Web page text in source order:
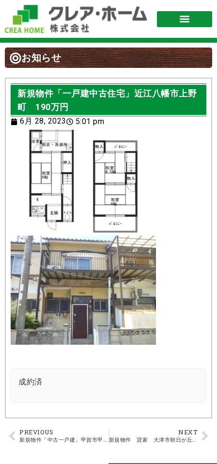
お知らせ
新規物件「一戸建中古住宅」近江八幡市上野
町 190万円
6月 28, 2023 5:01 pm
成約済
PREVIOUS
新規物件「中古一戸建」甲賀市甲南町希望ヶ丘本町9丁目 1280万円
NEXT
新規物件 貸家 大津市朝日が丘１丁目 8万円